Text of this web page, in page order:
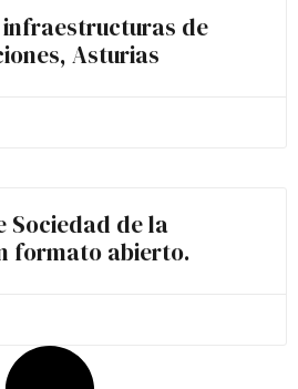
infraestructuras de
Asturias
Sociedad de la
formato abierto.